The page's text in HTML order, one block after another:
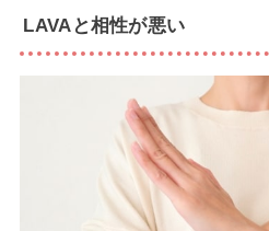
LAVAと相性が悪い